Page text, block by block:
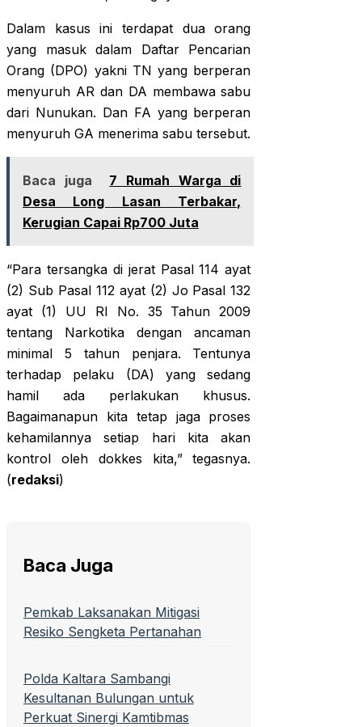
Dalam kasus ini terdapat dua orang
yang masuk dalam Daftar Pencarian
Orang (DPO) yakni TN yang berperan
menyuruh AR dan DA membawa sabu
dari Nunukan. Dan FA yang berperan
menyuruh GA menerima sabu tersebut.
Baca juga
7 Rumah Warga di
Desa Long Lasan Terbakar,
Kerugian Capai Rp700 Juta
“Para tersangka di jerat Pasal 114 ayat
(2) Sub Pasal 112 ayat (2) Jo Pasal 132
ayat (1) UU RI No. 35 Tahun 2009
tentang Narkotika dengan ancaman
minimal 5 tahun penjara. Tentunya
terhadap pelaku (DA) yang sedang
hamil ada perlakukan khusus.
Bagaimanapun kita tetap jaga proses
kehamilannya setiap hari kita akan
kontrol oleh dokkes kita,” tegasnya.
(redaksi)
Baca Juga
Pemkab Laksanakan Mitigasi
Resiko Sengketa Pertanahan
Polda Kaltara Sambangi
Kesultanan Bulungan untuk
Perkuat Sinergi Kamtibmas